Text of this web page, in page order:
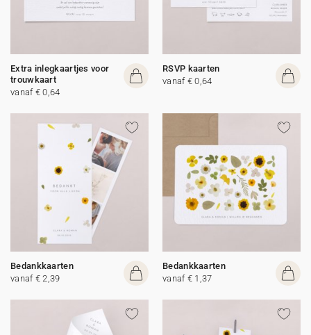
Extra inlegkaartjes voor
trouwkaart
vanaf € 0,64
RSVP kaarten
vanaf € 0,64
Bedankkaarten
vanaf € 2,39
Bedankkaarten
vanaf € 1,37